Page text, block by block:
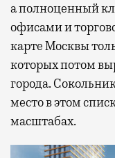
а полноценный
офисами и
карте Москвы
которых потом
города.
место в этом
масштабах.